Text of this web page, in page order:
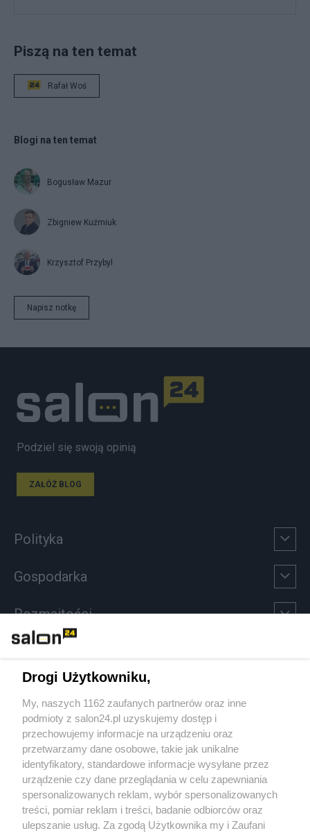
Piszą na ten temat
Rafał Woś
Blogi na ten temat
Bogusław Mazur
Zbigniew Kuźmiuk
Krzysztof Przybyl
Napisz notkę
Podziel się swoją opinią
ZAŁÓŻ BLOG
Polityka
Gospodarka
Rozmaitości
Sport
Społeczeństwo
Kultura
Drogi Użytkowniku,
My, naszych 1162 zaufanych partnerów oraz inne
podmioty z salon24.pl uzyskujemy dostęp i
przechowujemy informacje na urządzeniu oraz
przetwarzamy dane osobowe, takie jak unikalne
identyfikatory, standardowe informacje wysyłane przez
urządzenie czy dane przeglądania w celu zapewniania
spersonalizowanych reklam, wybór spersonalizowanych
treści, pomiar reklam i treści, badanie odbiorców oraz
ulepszanie usług. Za zgodą Użytkownika my i Zaufani